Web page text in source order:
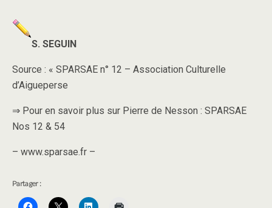
S. SEGUIN
Source : « SPARSAE n° 12 – Association Culturelle
d’Aigueperse
⇒ Pour en savoir plus sur Pierre de Nesson : SPARSAE
Nos 12 & 54
– www.sparsae.fr –
Partager :